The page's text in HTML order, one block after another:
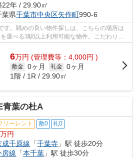
22年 / 29.90㎡
葉県千葉市中央区矢作町990-6
す。眺めの良い物件探しは、こちらの場所は
選べる3駅以上利用可能な物件。こだわりポ
。こだわりた...
6万円 (管理費等：4,000円 )
敷金 0ヶ月 礼金 0ヶ月
1階 / 1R / 29.90㎡
青葉の杜A
リーレント 敷0 礼0
万円
成千原線 「千葉寺 」駅 徒歩20分
房線 「本千葉 」駅 徒歩30分